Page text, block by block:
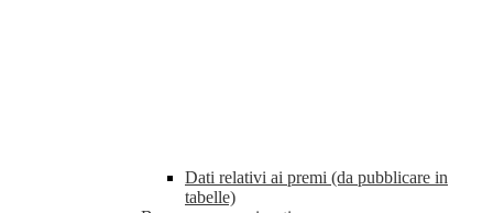
Dati relativi ai premi (da pubblicare in
tabelle)